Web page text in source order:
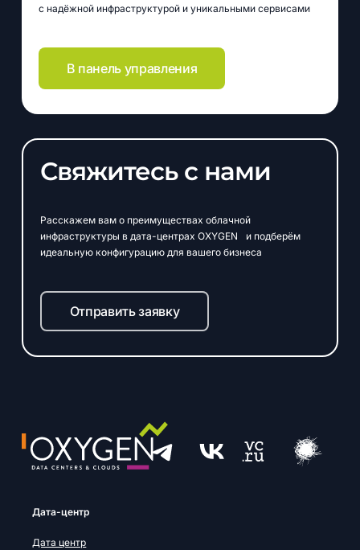
с надёжной инфраструктурой и уникальными сервисами
В панель управления
Свяжитесь с нами
Расскажем вам о преимуществах облачной
инфраструктуры в дата-центрах OXYGEN и подберём
идеальную конфигурацию для вашего бизнеса
Отправить заявку
Дата-центр
Дата центр